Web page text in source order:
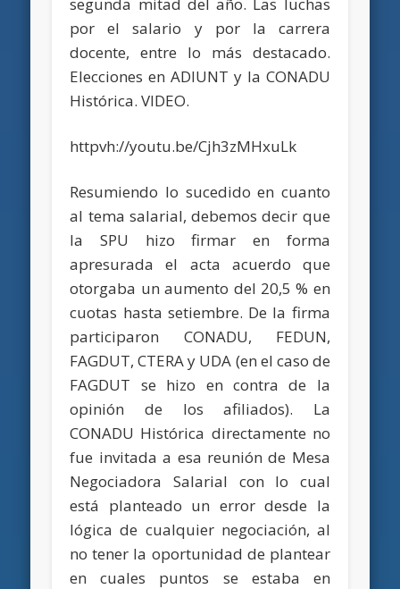
por el salario y por la carrera
docente, entre lo más destacado.
Elecciones en ADIUNT y la CONADU
Histórica. VIDEO.
httpvh://youtu.be/Cjh3zMHxuLk
Resumiendo lo sucedido en cuanto
al tema salarial, debemos decir que
la SPU hizo firmar en forma
apresurada el acta acuerdo que
otorgaba un aumento del 20,5 % en
cuotas hasta setiembre. De la firma
participaron CONADU, FEDUN,
FAGDUT, CTERA y UDA (en el caso de
FAGDUT se hizo en contra de la
opinión de los afiliados). La
CONADU Histórica directamente no
fue invitada a esa reunión de Mesa
Negociadora Salarial con lo cual
está planteado un error desde la
lógica de cualquier negociación, al
no tener la oportunidad de plantear
en cuales puntos se estaba en